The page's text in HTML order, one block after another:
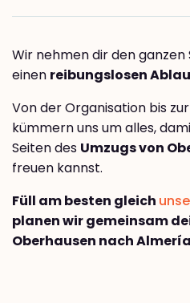
Wir nehmen dir den
einen reibungslosen
Von der Organisation bis
kümmern uns um alles,
Seiten des Umzugs von
freuen kannst.
Füll am besten gleich
planen wir gemeinsam
Oberhausen nach